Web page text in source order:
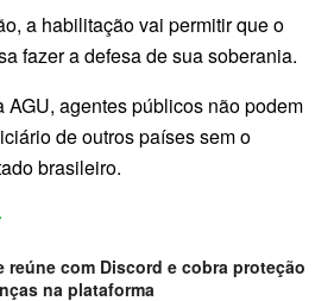
a habilitação vai permitir que o
fazer a defesa de sua soberania.
AGU, agentes públicos não podem
de outros países sem o
brasileiro.
reúne com Discord e cobra proteção
na plataforma